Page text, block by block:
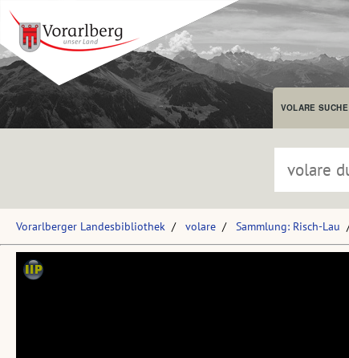
VOLARE SUCHE
Vorarlberger Landesbibliothek volare Sammlung: Risch-Lau